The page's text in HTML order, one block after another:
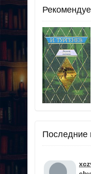
Последние